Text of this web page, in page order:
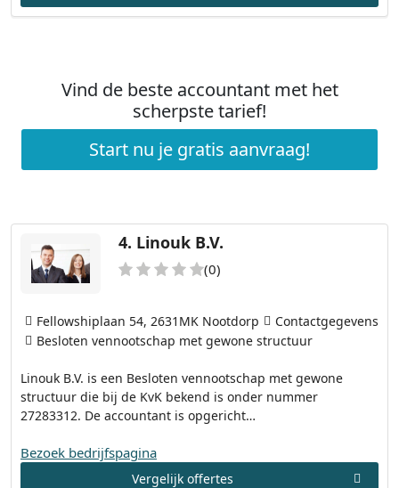
Vind de beste accountant met het
scherpste tarief!
Start nu je gratis aanvraag!
4. Linouk B.V.
(0)
Linouk B.V. is een Besloten vennootschap met gewone
structuur die bij de KvK bekend is onder nummer
27283312. De accountant is opgericht…
Fellowshiplaan 54, 2631MK Nootdorp
Contactgegevens
Besloten vennootschap met gewone structuur
Bezoek bedrijfspagina
Vergelijk offertes